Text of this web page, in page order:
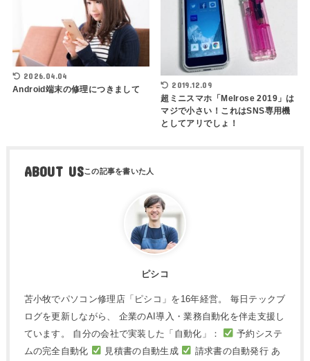
2026.04.04
Android端末の修理につきまして 2019.12.09
超ミニスマホ「Melrose 2019」は
マジで小さい！これはSNS専用機
としてアリでしょ！
ABOUT US
ピシコ
苫小牧でパソコン修理店「ピシコ」を16年経営。 毎日テックブ
ログを更新しながら、 企業のAI導入・業務自動化を伴走支援し
ています。 自分の会社で実装した「自動化」：
予約システ
ムの完全自動化
見積書の自動生成
請求書の自動発行 あ